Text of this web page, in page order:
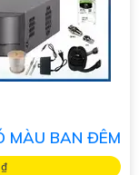
MÀU BAN ĐÊM